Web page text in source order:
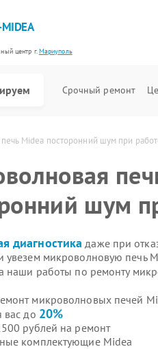
центр г.Мариуполь
Срочный ремонт
Midea посторонний шум при
шум
диагностика даже при
увезем микроволновую печь
наши работы по ремонту
микроволновых печей
вас до 20%
рублей на ремонт
комплектующие Midea